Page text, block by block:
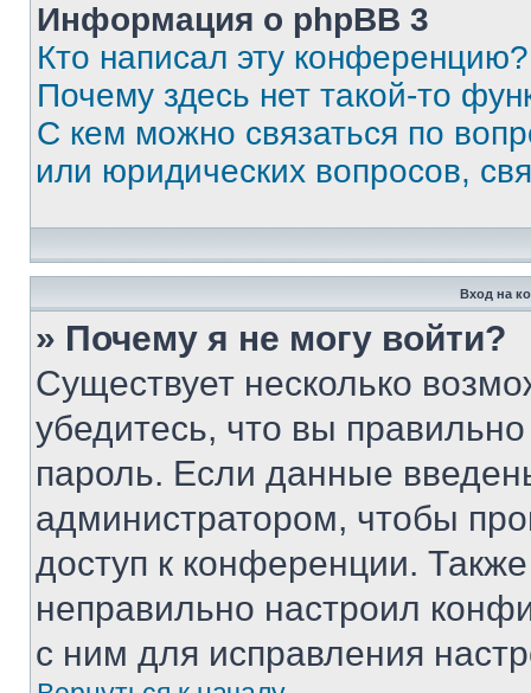
Информация о phpBB 3
Кто написал эту конференцию?
Почему здесь нет такой-то
С кем можно связаться по
или юридических вопросов,
Вход на
» Почему я не могу войти?
Существует несколько
убедитесь, что вы
пароль. Если данные
администратором, чтобы
доступ к конференции.
неправильно настроил
с ним для исправления